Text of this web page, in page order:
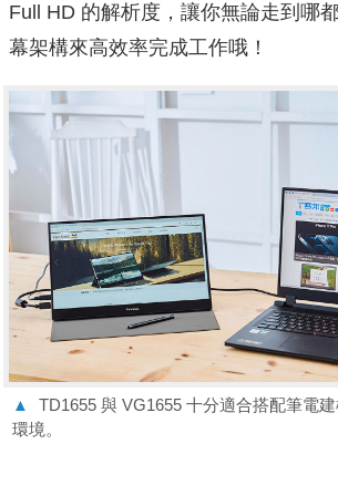
Full HD 的解析度，讓你無論走到哪
幕架構來高效率完成工作哦！
▲
TD1655 與 VG1655 十分適合搭配筆電
環境。